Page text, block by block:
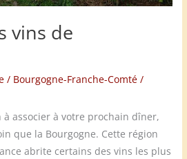
vins de
/ Bourgogne-Franche-Comté /
à associer à votre prochain dîner,
que la Bourgogne. Cette région
abrite certains des vins les plus